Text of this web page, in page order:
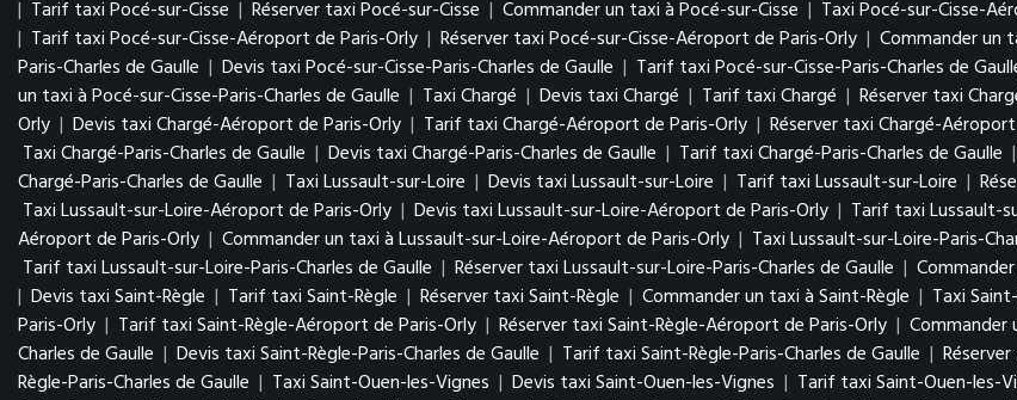
| Tarif taxi Pocé-sur-Cisse | Réserver taxi Pocé-sur-Cisse | Commander un taxi à Pocé-sur-Cisse | Taxi Pocé-sur-Cisse-
| Tarif taxi Pocé-sur-Cisse-Aéroport de Paris-Orly | Réserver taxi Pocé-sur-Cisse-Aéroport de Paris-Orly | Commander un
Paris-Charles de Gaulle | Devis taxi Pocé-sur-Cisse-Paris-Charles de Gaulle | Tarif taxi Pocé-sur-Cisse-Paris-Charles de
un taxi à Pocé-sur-Cisse-Paris-Charles de Gaulle | Taxi Chargé | Devis taxi Chargé | Tarif taxi Chargé | Réserver taxi
Orly | Devis taxi Chargé-Aéroport de Paris-Orly | Tarif taxi Chargé-Aéroport de Paris-Orly | Réserver taxi Chargé-
Taxi Chargé-Paris-Charles de Gaulle | Devis taxi Chargé-Paris-Charles de Gaulle | Tarif taxi Chargé-Paris-Charles de Gaulle |
Chargé-Paris-Charles de Gaulle | Taxi Lussault-sur-Loire | Devis taxi Lussault-sur-Loire | Tarif taxi Lussault-sur-Loire |
Taxi Lussault-sur-Loire-Aéroport de Paris-Orly | Devis taxi Lussault-sur-Loire-Aéroport de Paris-Orly | Tarif taxi Lussault-
Aéroport de Paris-Orly | Commander un taxi à Lussault-sur-Loire-Aéroport de Paris-Orly | Taxi Lussault-sur-Loire-Paris-
Tarif taxi Lussault-sur-Loire-Paris-Charles de Gaulle | Réserver taxi Lussault-sur-Loire-Paris-Charles de Gaulle |
| Devis taxi Saint-Règle | Tarif taxi Saint-Règle | Réserver taxi Saint-Règle | Commander un taxi à Saint-Règle | Taxi
Paris-Orly | Tarif taxi Saint-Règle-Aéroport de Paris-Orly | Réserver taxi Saint-Règle-Aéroport de Paris-Orly | Commander
Charles de Gaulle | Devis taxi Saint-Règle-Paris-Charles de Gaulle | Tarif taxi Saint-Règle-Paris-Charles de Gaulle |
Règle-Paris-Charles de Gaulle | Taxi Saint-Ouen-les-Vignes | Devis taxi Saint-Ouen-les-Vignes | Tarif taxi Saint-Ouen-les-